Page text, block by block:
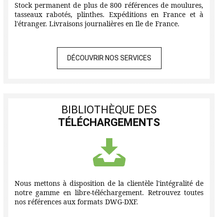
Stock permanent de plus de 800 références de moulures,
tasseaux rabotés, plinthes. Expéditions en France et à
l'étranger. Livraisons journalières en Ile de France.
DÉCOUVRIR NOS SERVICES
BIBLIOTHÈQUE DES
TÉLÉCHARGEMENTS
Nous mettons à disposition de la clientèle l'intégralité de
notre gamme en libre-téléchargement. Retrouvez toutes
nos références aux formats DWG-DXF.